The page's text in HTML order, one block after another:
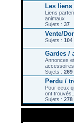
Les liens
Liens
animaux
Sujets : 37
Vente/
Sujets : 104
Gardes /
Annonces
Sujets : 269
Perdu /
Pour ceux
ont trouvés...
Sujets : 278